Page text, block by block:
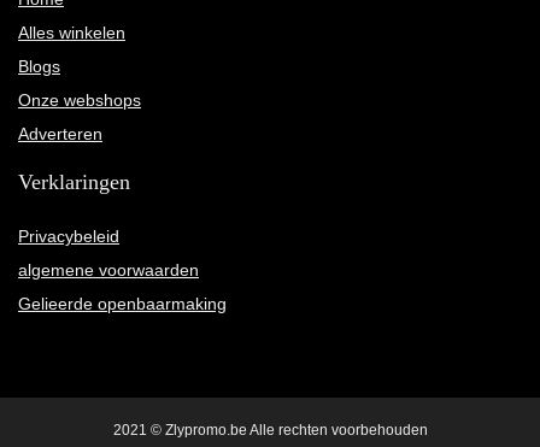
Alles winkelen
Blogs
Onze webshops
Adverteren
Verklaringen
Privacybeleid
algemene voorwaarden
Gelieerde openbaarmaking
2021 © Zlypromo.be Alle rechten voorbehouden